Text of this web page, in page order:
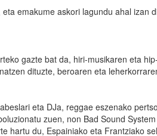
emakume askori lagundu ahal izan
gazte bat da, hiri-musikaren eta
dituzte, beroaren eta
eta DJa, reggae eszenako
zuen, non Bad Sound
hartu du, Espainiako eta Frantziako